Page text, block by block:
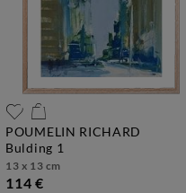
POUMELIN RICHARD
bulding 1
13 x 13 cm
114 €